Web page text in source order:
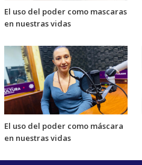
El uso del poder como mascaras
en nuestras vidas
El uso del poder como máscara
en nuestras vidas